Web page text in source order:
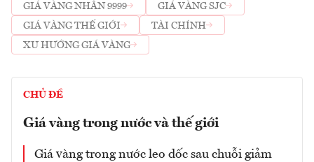
GIÁ VÀNG NHẪN 9999
GIÁ VÀNG SJC
GIÁ VÀNG THẾ GIỚI
TÀI CHÍNH
XU HƯỚNG GIÁ VÀNG
CHỦ ĐỀ
Giá vàng trong nước và thế giới
Giá vàng trong nước leo dốc sau chuỗi giảm